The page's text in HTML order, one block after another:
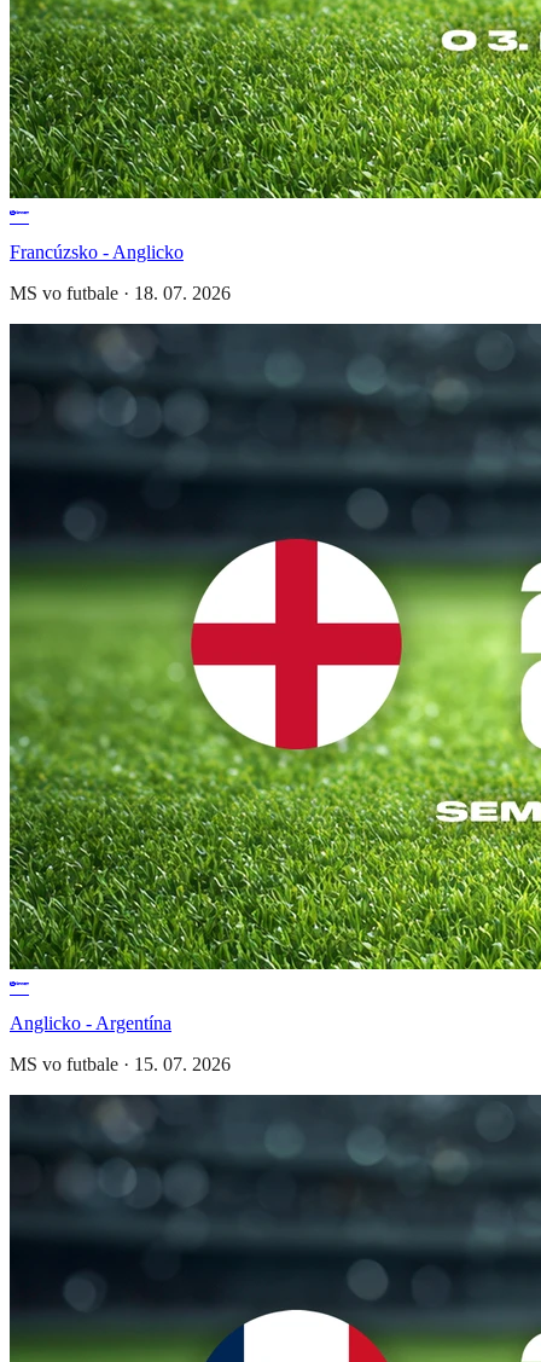
Francúzsko - Anglicko
MS vo futbale · 18. 07. 2026
Anglicko - Argentína
MS vo futbale · 15. 07. 2026